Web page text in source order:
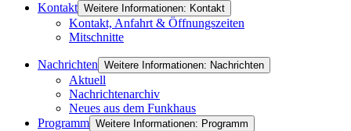
Kontakt Weitere Informationen: Kontakt
Kontakt, Anfahrt & Öffnungszeiten
Mitschnitte
Nachrichten Weitere Informationen: Nachrichten
Aktuell
Nachrichtenarchiv
Neues aus dem Funkhaus
Programm Weitere Informationen: Programm